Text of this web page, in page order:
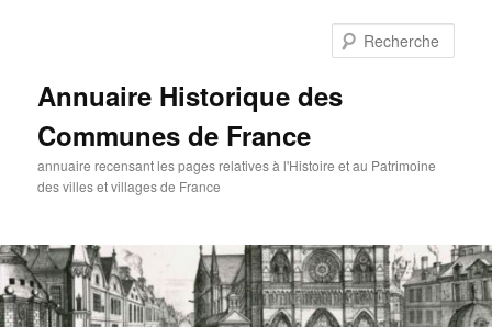
Annuaire Historique des
Communes de France
annuaire recensant les pages relatives à l'Histoire et au Patrimoine
des villes et villages de France